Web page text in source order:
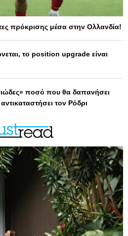
πρόκρισης μέσα στην Ολλανδία!
το position upgrade είναι
ποσό που θα δαπανήσει
τον Ρόδρι